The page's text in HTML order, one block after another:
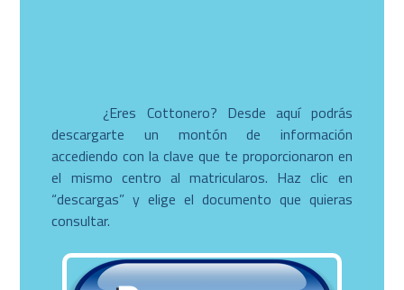
¿Eres Cottonero? Desde aquí podrás
descargarte un montón de información
accediendo con la clave que te proporcionaron en
el mismo centro al matricularos. Haz clic en
“descargas” y elige el documento que quieras
consultar.